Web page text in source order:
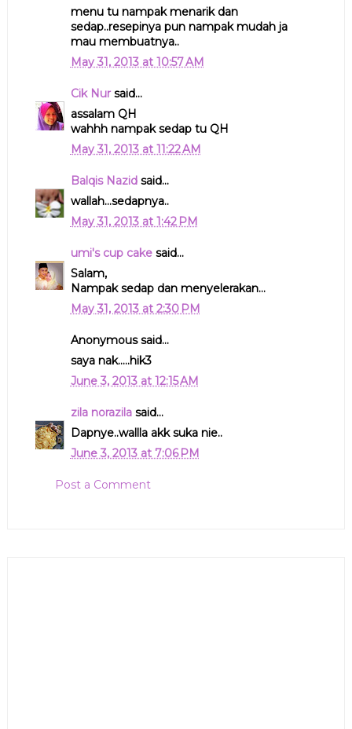
menu tu nampak menarik dan
sedap..resepinya pun nampak mudah ja
mau membuatnya..
May 31, 2013 at 10:57 AM
Cik Nursaid...
assalam QH
wahhh nampak sedap tu QH
May 31, 2013 at 11:22 AM
Balqis Nazidsaid...
wallah...sedapnya..
May 31, 2013 at 1:42 PM
umi's cup cakesaid...
Salam,
Nampak sedap dan menyelerakan...
May 31, 2013 at 2:30 PM
Anonymous said...
saya nak.....hik3
June 3, 2013 at 12:15 AM
zila norazilasaid...
Dapnye..wallla akk suka nie..
June 3, 2013 at 7:06 PM
Post a Comment